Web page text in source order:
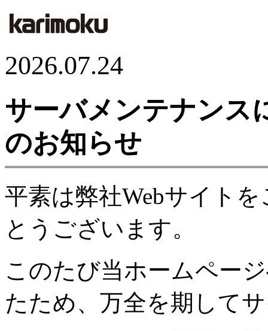
2026.07.24
サーバメンテナンス
のお知らせ
平素は弊社Webサイト
とうございます。
このたび当ホームペー
たため、万全を期して